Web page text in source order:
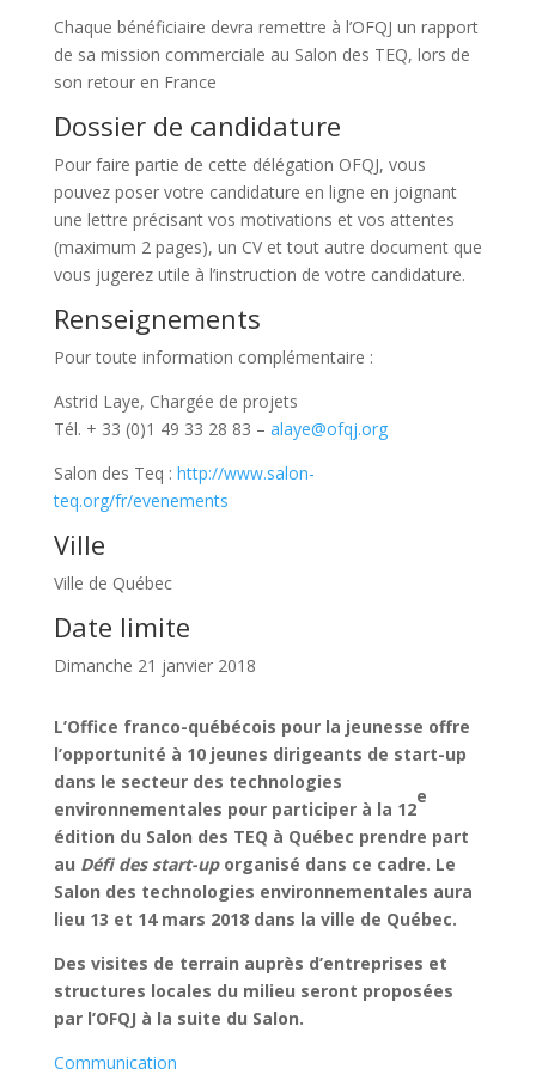
Chaque bénéficiaire devra remettre à l’OFQJ un rapport
de sa mission commerciale au Salon des TEQ, lors de
son retour en France
Dossier de candidature
Pour faire partie de cette délégation OFQJ, vous
pouvez poser votre candidature en ligne en joignant
une lettre précisant vos motivations et vos attentes
(maximum 2 pages), un CV et tout autre document que
vous jugerez utile à l’instruction de votre candidature.
Renseignements
Pour toute information complémentaire :
Astrid Laye, Chargée de projets
Tél. + 33 (0)1 49 33 28 83 – alaye@ofqj.org
Salon des Teq : http://www.salon-
teq.org/fr/evenements
Ville
Ville de Québec
Date limite
Dimanche 21 janvier 2018
L’Office franco-québécois pour la jeunesse offre
l’opportunité à 10 jeunes dirigeants de start-up
dans le secteur des technologies
environnementales pour participer à la 12
e
édition du Salon des TEQ à Québec prendre part
au Défi des start-up organisé dans ce cadre. Le
Salon des technologies environnementales aura
lieu 13 et 14 mars 2018 dans la ville de Québec.
Des visites de terrain auprès d’entreprises et
structures locales du milieu seront proposées
par l’OFQJ à la suite du Salon.
Communication